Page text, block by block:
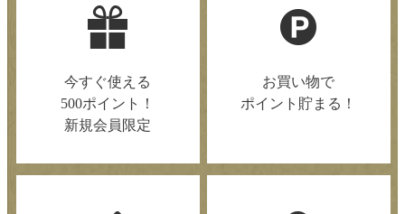
今すぐ使える
500ポイント！
新規会員限定
お買い物で
ポイント貯まる！